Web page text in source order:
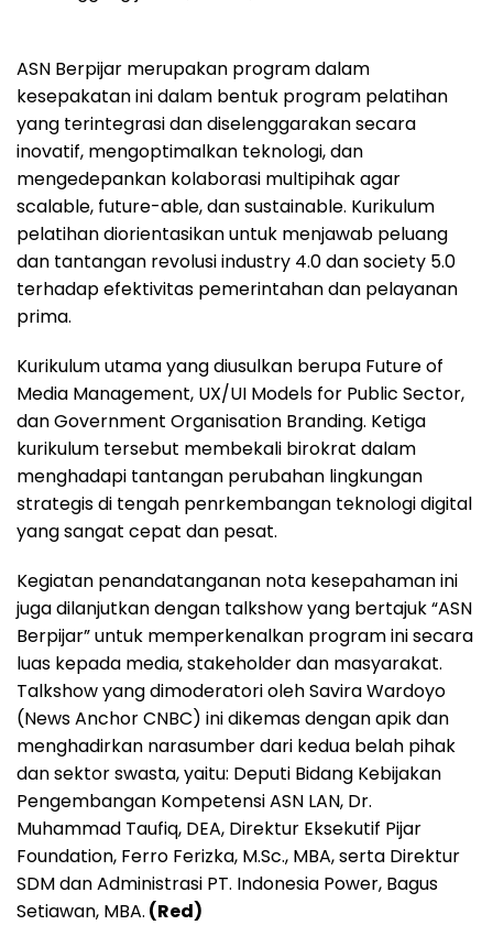
ASN Berpijar merupakan program dalam
kesepakatan ini dalam bentuk program pelatihan
yang terintegrasi dan diselenggarakan secara
inovatif, mengoptimalkan teknologi, dan
mengedepankan kolaborasi multipihak agar
scalable, future-able, dan sustainable. Kurikulum
pelatihan diorientasikan untuk menjawab peluang
dan tantangan revolusi industry 4.0 dan society 5.0
terhadap efektivitas pemerintahan dan pelayanan
prima.
Kurikulum utama yang diusulkan berupa Future of
Media Management, UX/UI Models for Public Sector,
dan Government Organisation Branding. Ketiga
kurikulum tersebut membekali birokrat dalam
menghadapi tantangan perubahan lingkungan
strategis di tengah penrkembangan teknologi digital
yang sangat cepat dan pesat.
Kegiatan penandatanganan nota kesepahaman ini
juga dilanjutkan dengan talkshow yang bertajuk “ASN
Berpijar” untuk memperkenalkan program ini secara
luas kepada media, stakeholder dan masyarakat.
Talkshow yang dimoderatori oleh Savira Wardoyo
(News Anchor CNBC) ini dikemas dengan apik dan
menghadirkan narasumber dari kedua belah pihak
dan sektor swasta, yaitu: Deputi Bidang Kebijakan
Pengembangan Kompetensi ASN LAN, Dr.
Muhammad Taufiq, DEA, Direktur Eksekutif Pijar
Foundation, Ferro Ferizka, M.Sc., MBA, serta Direktur
SDM dan Administrasi PT. Indonesia Power, Bagus
Setiawan, MBA. (Red)